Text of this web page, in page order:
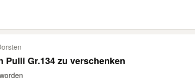
Pulli Gr.134 zu verschenken